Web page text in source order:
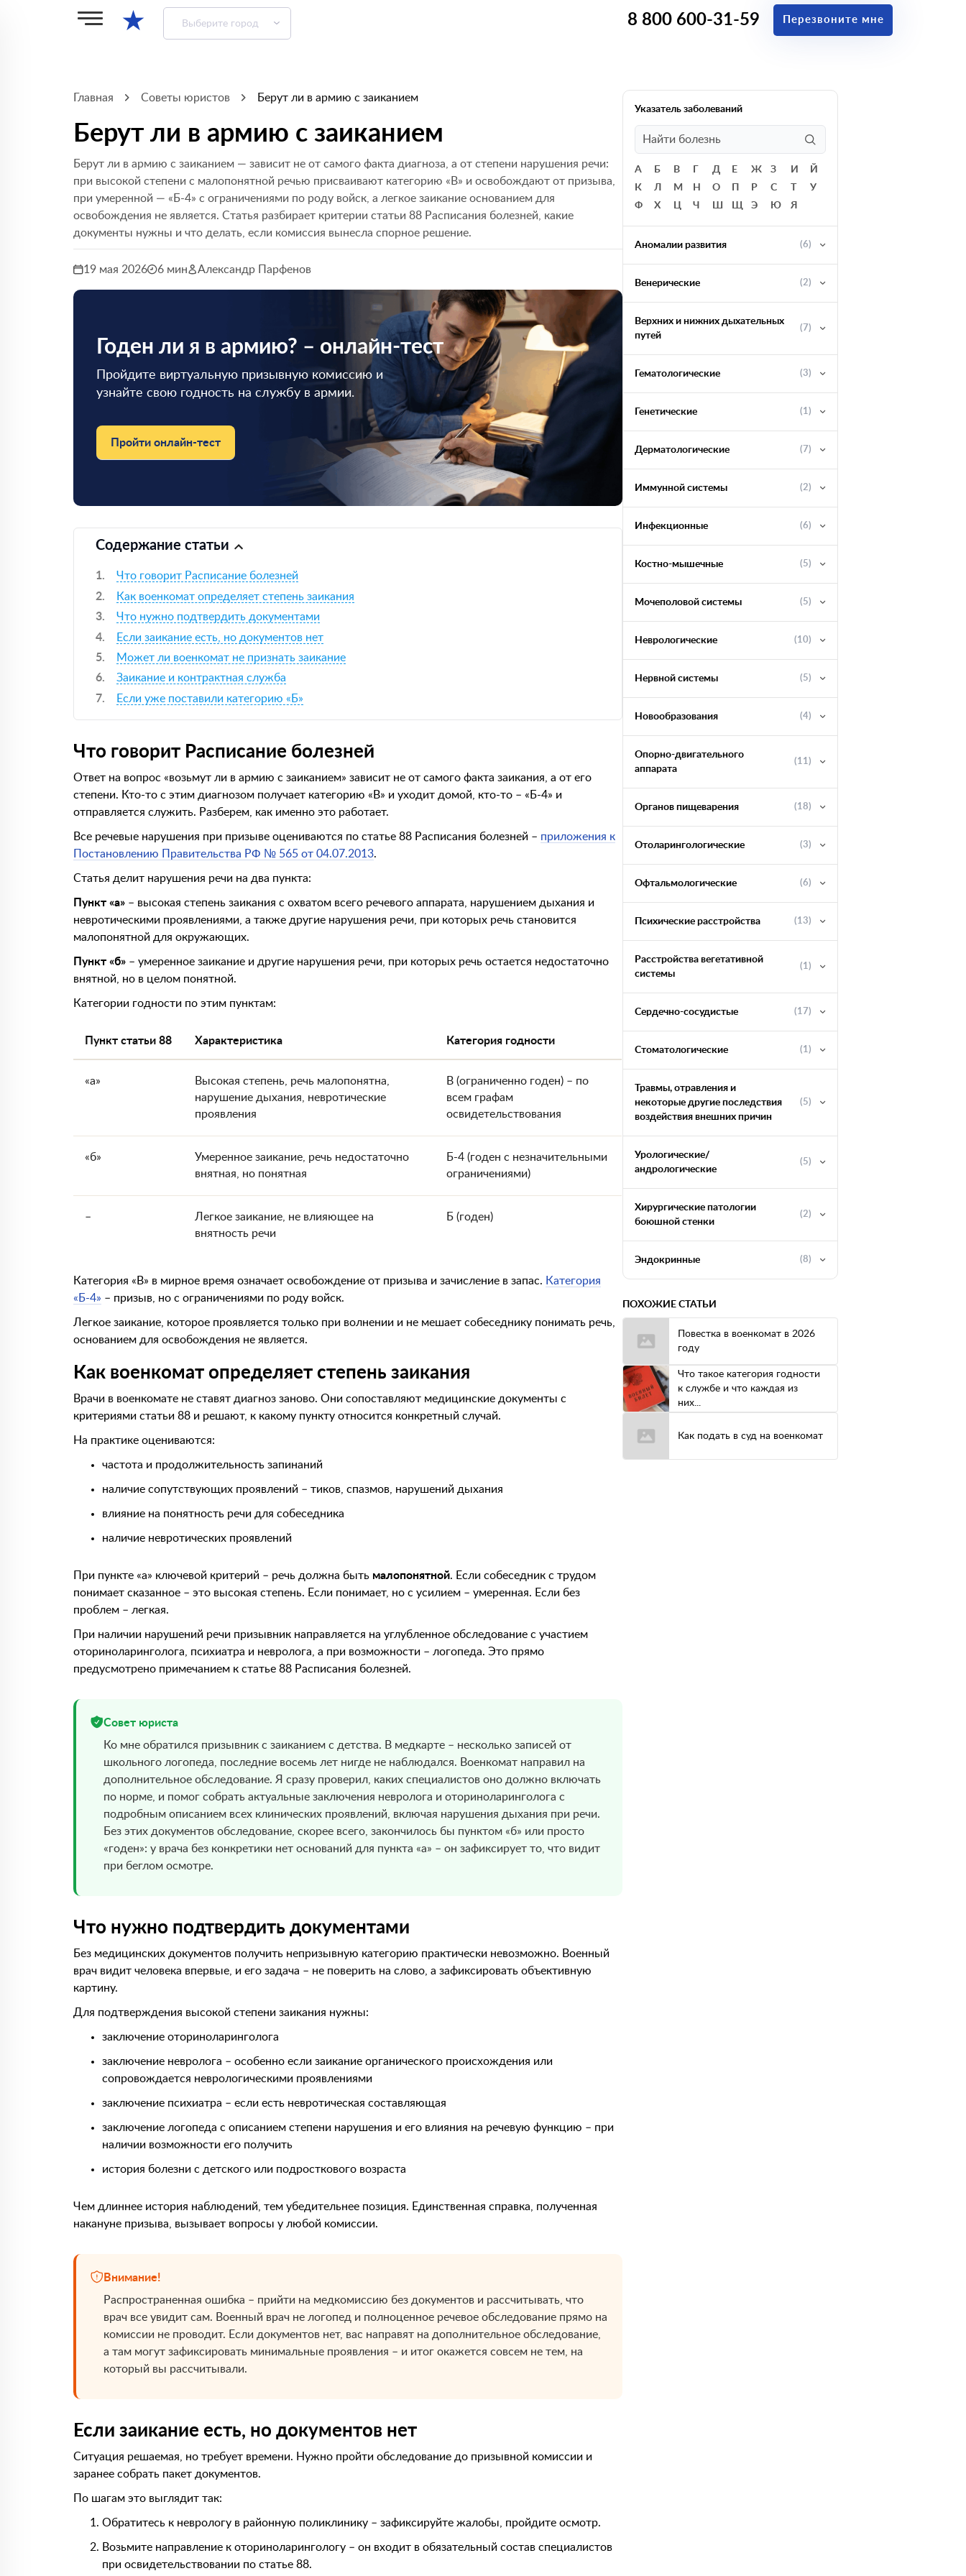
★ Выберите город 8 800 600-31-59 Перезвоните мне
Главная Советы юристов Берут ли в армию с заиканием
Берут ли в армию с заиканием
Берут ли в армию с заиканием — зависит не от самого факта диагноза, а от степени нарушения речи:
при высокой степени с малопонятной речью присваивают категорию «В» и освобождают от призыва,
при умеренной — «Б-4» с ограничениями по роду войск, а легкое заикание основанием для
освобождения не является. Статья разбирает критерии статьи 88 Расписания болезней, какие
документы нужны и что делать, если комиссия вынесла спорное решение.
19 мая 2026 6 мин Александр Парфенов
Годен ли я в армию? – онлайн-тест
Пройдите виртуальную призывную комиссию и
узнайте свою годность на службу в армии.
Пройти онлайн-тест
Содержание статьи
Что говорит Расписание болезней
Как военкомат определяет степень заикания
Что нужно подтвердить документами
Если заикание есть, но документов нет
Может ли военкомат не признать заикание
Заикание и контрактная служба
Если уже поставили категорию «Б»
Что говорит Расписание болезней
Ответ на вопрос «возьмут ли в армию с заиканием» зависит не от самого факта заикания, а от его
степени. Кто-то с этим диагнозом получает категорию «В» и уходит домой, кто-то – «Б-4» и
отправляется служить. Разберем, как именно это работает.
Все речевые нарушения при призыве оцениваются по статье 88 Расписания болезней – приложения к
Постановлению Правительства РФ № 565 от 04.07.2013.
Статья делит нарушения речи на два пункта:
Пункт «а» – высокая степень заикания с охватом всего речевого аппарата, нарушением дыхания и
невротическими проявлениями, а также другие нарушения речи, при которых речь становится
малопонятной для окружающих.
Пункт «б» – умеренное заикание и другие нарушения речи, при которых речь остается недостаточно
внятной, но в целом понятной.
Категории годности по этим пунктам:
Пункт статьи 88 Характеристика Категория годности
«а»
Высокая степень, речь малопонятна,
нарушение дыхания, невротические
проявления
В (ограниченно годен) – по
всем графам
освидетельствования
«б»
Умеренное заикание, речь недостаточно
внятная, но понятная
Б-4 (годен с незначительными
ограничениями)
–
Легкое заикание, не влияющее на
внятность речи
Б (годен)
Категория «В» в мирное время означает освобождение от призыва и зачисление в запас. Категория
«Б-4» – призыв, но с ограничениями по роду войск.
Легкое заикание, которое проявляется только при волнении и не мешает собеседнику понимать речь,
основанием для освобождения не является.
Как военкомат определяет степень заикания
Врачи в военкомате не ставят диагноз заново. Они сопоставляют медицинские документы с
критериями статьи 88 и решают, к какому пункту относится конкретный случай.
На практике оцениваются:
частота и продолжительность запинаний
наличие сопутствующих проявлений – тиков, спазмов, нарушений дыхания
влияние на понятность речи для собеседника
наличие невротических проявлений
При пункте «а» ключевой критерий – речь должна быть малопонятной. Если собеседник с трудом
понимает сказанное – это высокая степень. Если понимает, но с усилием – умеренная. Если без
проблем – легкая.
При наличии нарушений речи призывник направляется на углубленное обследование с участием
оториноларинголога, психиатра и невролога, а при возможности – логопеда. Это прямо
предусмотрено примечанием к статье 88 Расписания болезней.
Совет юриста
Ко мне обратился призывник с заиканием с детства. В медкарте – несколько записей от
школьного логопеда, последние восемь лет нигде не наблюдался. Военкомат направил на
дополнительное обследование. Я сразу проверил, каких специалистов оно должно включать
по норме, и помог собрать актуальные заключения невролога и оториноларинголога с
подробным описанием всех клинических проявлений, включая нарушения дыхания при речи.
Без этих документов обследование, скорее всего, закончилось бы пунктом «б» или просто
«годен»: у врача без конкретики нет оснований для пункта «а» – он зафиксирует то, что видит
при беглом осмотре.
Что нужно подтвердить документами
Без медицинских документов получить непризывную категорию практически невозможно. Военный
врач видит человека впервые, и его задача – не поверить на слово, а зафиксировать объективную
картину.
Для подтверждения высокой степени заикания нужны:
заключение оториноларинголога
заключение невролога – особенно если заикание органического происхождения или
сопровождается неврологическими проявлениями
заключение психиатра – если есть невротическая составляющая
заключение логопеда с описанием степени нарушения и его влияния на речевую функцию – при
наличии возможности его получить
история болезни с детского или подросткового возраста
Чем длиннее история наблюдений, тем убедительнее позиция. Единственная справка, полученная
накануне призыва, вызывает вопросы у любой комиссии.
Внимание!
Распространенная ошибка – прийти на медкомиссию без документов и рассчитывать, что
врач все увидит сам. Военный врач не логопед и полноценное речевое обследование прямо на
комиссии не проводит. Если документов нет, вас направят на дополнительное обследование,
а там могут зафиксировать минимальные проявления – и итог окажется совсем не тем, на
который вы рассчитывали.
Если заикание есть, но документов нет
Ситуация решаемая, но требует времени. Нужно пройти обследование до призывной комиссии и
заранее собрать пакет документов.
По шагам это выглядит так:
Обратитесь к неврологу в районную поликлинику – зафиксируйте жалобы, пройдите осмотр.
Возьмите направление к оториноларингологу – он входит в обязательный состав специалистов
при освидетельствовании по статье 88.
Указатель заболеваний
А Б В Д Е Ж З И
Й
К
Л М Н О Р С
У
Ф
Х Ц Ч Ш Щ Э Ю Я
Аномалии развития (6)
Венерические (2)
Верхних и нижних дыхательных
путей
(7)
Гематологические (3)
Генетические (1)
Дерматологические (7)
Иммунной системы (2)
Инфекционные (6)
Костно-мышечные (5)
Мочеполовой системы (5)
Неврологические (10)
Нервной системы (5)
Новообразования (4)
Опорно-двигательного
аппарата
(11)
Органов пищеварения (18)
Отоларингологические (3)
Офтальмологические (6)
Психические расстройства (13)
Расстройства вегетативной
системы
(1)
Сердечно-сосудистые (17)
Стоматологические (1)
Травмы, отравления и
некоторые другие последствия
воздействия внешних причин
(5)
Урологические/
андрологические
(5)
Хирургические патологии
боюшной стенки
(2)
Эндокринные (8)
ПОХОЖИЕ СТАТЬИ
Повестка в военкомат в 2026
году
Что такое категория годности
к службе и что каждая из
них...
Как подать в суд на военкомат